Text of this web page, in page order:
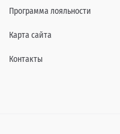
Программа лояльности
Карта сайта
Контакты